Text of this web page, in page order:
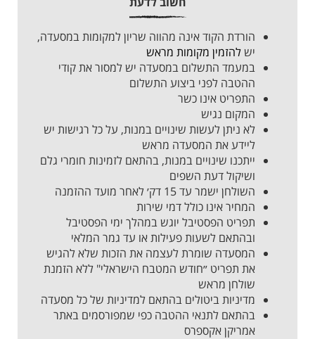
הורדת הקוד אינה מהווה שריון למקומות במסעדה,
ישלהזמין מקומות מראש
במעמד התשלום במסעדה יש למסור את קודי
ההטבה לפני ביצוע התשלום
התפריט אינו כשר
המקום נגיש
לא ניתן לעשות שינויים במנות, על כל רגישות יש
ליידע את המסעדה מראש
ייתכנו שינויים במנות, בהתאם לזמינות חומרי גלם
ושיקול דעת השפים
השולחן ישמר עד 15 דק׳ לאחר מועד ההזמנה
המחיר אינו כולל דמי שירות
תפריט הפסטיבל יוגש במהלך ימי הפסטיבל
ובהתאם לשעות פעילות או עד גמר המלאי
המסעדה שומרת לעצמה את הזכות שלא להגיש
את תפריט ״חודש המטבח הישראלי" ללא הזמנת
שולחן מראש
מדיניות ביטולים בהתאם למדיניות של כל מסעדה
בהתאם לתנאי ההטבה כפי שמפורסמים באתר
אמריקן אקספרס